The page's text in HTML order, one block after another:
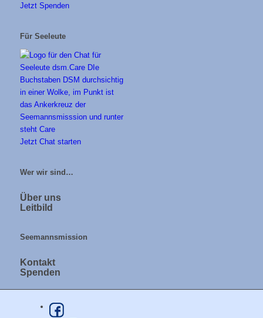
Jetzt Spenden
Für Seeleute
Jetzt Chat starten
Wer wir sind…
Über uns
Leitbild
Seemannsmission
Kontakt
Spenden